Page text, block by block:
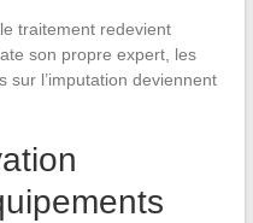
traitement redevient
son propre expert, les
sur l’imputation deviennent